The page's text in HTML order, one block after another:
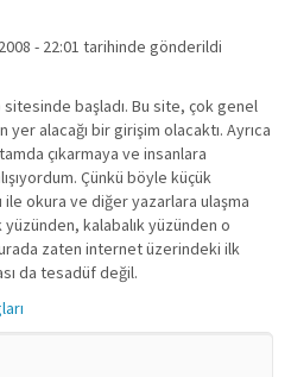
- 22:01 tarihinde gönderildi
sitesinde başladı. Bu site, çok genel
yer alacağı bir girişim olacaktı. Ayrıca
çıkarmaya ve insanlara
Çünkü böyle küçük
okura ve diğer yazarlara ulaşma
yüzünden, kalabalık yüzünden o
zaten internet üzerindeki ilk
da tesadüf değil.